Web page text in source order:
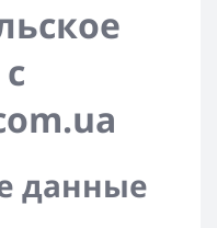
данные